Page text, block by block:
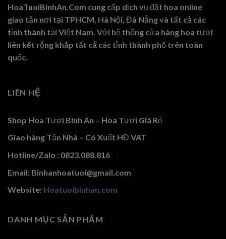
HoaTuoiBinhAn.Com cung cấp dịch vụ đặt hoa online
giao tận nơi tại TPHCM, Hà Nội, Đà Nẵng và tất cả các
tỉnh thành tại Việt Nam. Với hệ thống cửa hàng hoa tươi
liên kết rộng khắp tất cả các tỉnh thành phố trên toàn
quốc.
LIÊN HỆ
Shop Hoa Tươi Bình An – Hoa Tươi Giá Rẻ
Giao hàng Tận Nhà – Có Xuất HĐ VAT
Hotline/Zalo : 0823.088.816
Email: Binhanhoatuoi@gmail.com
Website: Hoatuoibinhan.com
DANH MỤC SẢN PHẨM